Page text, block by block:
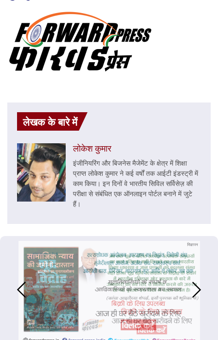
लेखक के बारे में
लोकेश कुमार
इंजीनियरिंग और बिजनेस मैजेमेंट के क्षेत्र में शिक्षा
प्राप्त लोकेश कुमार ने कई वर्षों तक आईटी इंडस्ट्री में
काम किया। इन दिनों वे भारतीय सिविल सर्विसेज़ की
परीक्षा से संबंधित एक ऑनलाइन पोर्टल बनाने में जुटे
हैं।